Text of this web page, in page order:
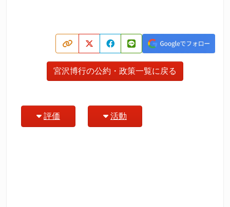
宮沢博行の公約・政策一覧に戻る
評価 活動